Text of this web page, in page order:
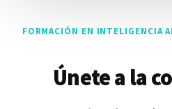
FORMACIÓN EN INTELIGENCIA
Únete a la